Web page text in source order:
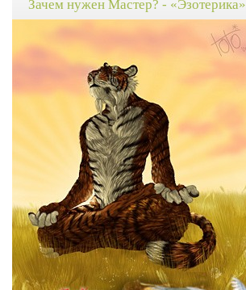
Зачем нужен Мастер? - «Эзотерика»